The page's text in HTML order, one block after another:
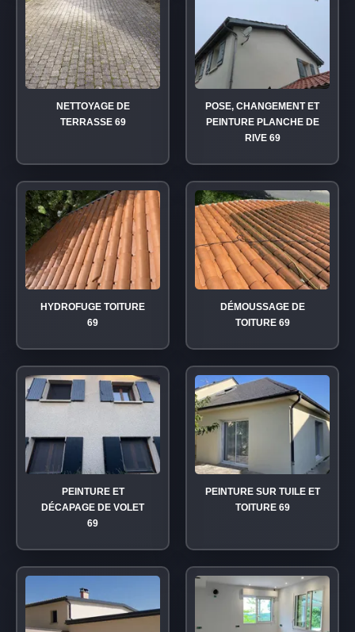
NETTOYAGE DE
TERRASSE 69
POSE, CHANGEMENT ET
PEINTURE PLANCHE DE
RIVE 69
HYDROFUGE TOITURE
69
DÉMOUSSAGE DE
TOITURE 69
PEINTURE ET
DÉCAPAGE DE VOLET
69
PEINTURE SUR TUILE ET
TOITURE 69